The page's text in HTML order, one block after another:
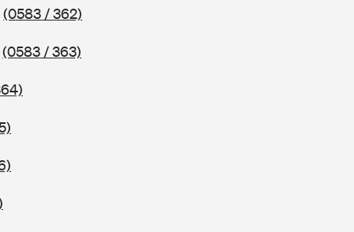
(0583 / 362)
(0583 / 363)